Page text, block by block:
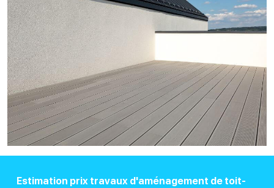
Estimation prix travaux d'aménagement de toit-